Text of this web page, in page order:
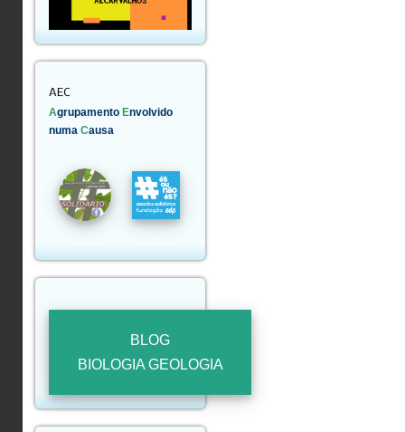
AEC
Agrupamento Envolvido
numaCausa
BLOG
BIOLOGIA GEOLOGIA